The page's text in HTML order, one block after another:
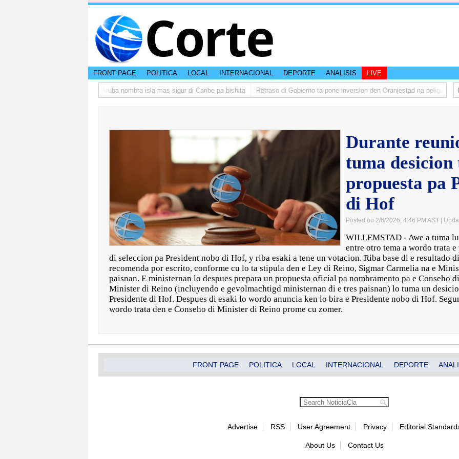
Corte
FRONT PAGE POLITICA LOCAL INTERNACIONAL DEPORTE ANALISIS LIVE
CISI: Aruba nombra isla mas sigur di Caribe pa bishita Retraso di Gobierno ta pone inversion den Oranjestad na peliger
Durante
tuma desicion
propuesta pa
di Hof
Posted on 2/6/2026, 4:46 PM AST |
WILLEMSTAD - Awe a tuma
entre otro tema a wordo trata
di seleccion pa President nobo di Hof, y riba esaki a tene un votacion. Riba base di e resultado
recomenda por escrito, conforme cu lo ta stipula den e Ley di Reino, Sigmar Carmelia na e
paisnan. E ministernan lo despues prepara un propuesta oficial pa nombramento pa e Conseho
Minister di Reino (incluyendo e gevolmachtigd ministernan di e tres paisnan) lo tuma un
Presidente di Hof. Despues di esaki lo wordo anuncia ken lo bira e Presidente nobo di Hof.
wordo trata den e Conseho di Minister di Reino prome cu zomer.
FRONT PAGE POLITICA LOCAL INTERNACIONAL DEPORTE
Advertise RSS User Agreement Privacy Editorial
About Us Contact Us